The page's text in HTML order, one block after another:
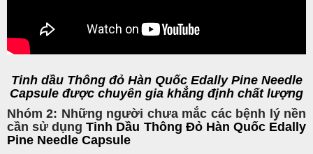
Tinh dầu Thông đỏ Hàn Quốc Edally Pine Needle
Capsule được chuyên gia khẳng định chất lượng
Nhóm 2: Những người chưa mắc các bệnh lý nền
cần sử dụngTinh Dầu Thông Đỏ Hàn Quốc Edally
Pine Needle Capsule